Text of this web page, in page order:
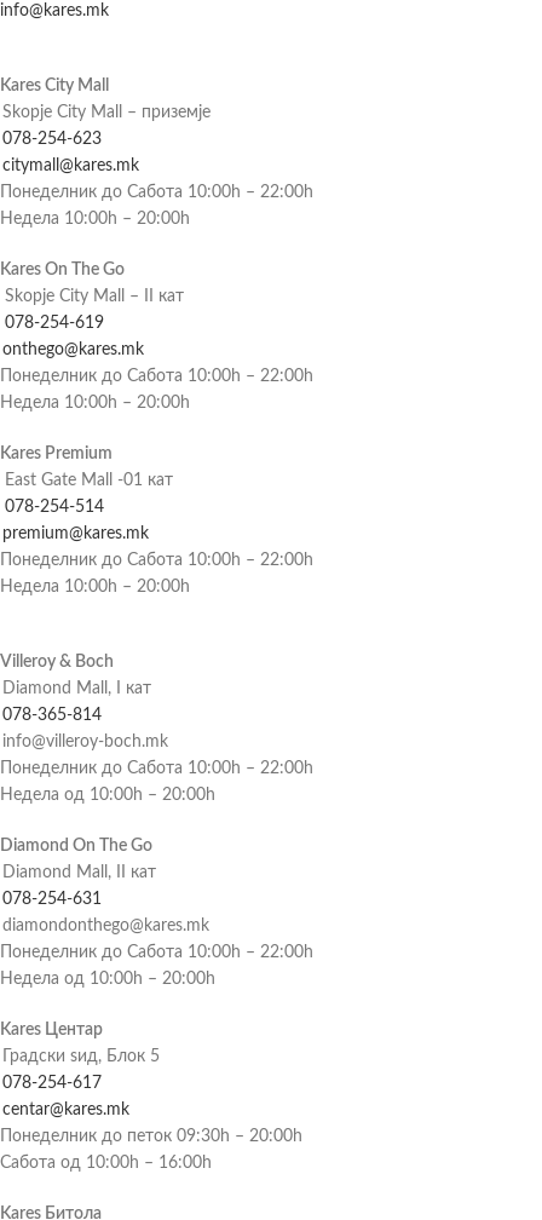
info@kares.mk
Kares City Mall
Skopje City Mall – приземје
078-254-623
citymall@kares.mk
Понеделник до Сабота 10:00h – 22:00h
Недела 10:00h – 20:00h
Kares On The Go
Skopje City Mall – II кат
078-254-619
onthego@kares.mk
Понеделник до Сабота 10:00h – 22:00h
Недела 10:00h – 20:00h
Kares Premium
East Gate Mall -01 кат
078-254-514
premium@kares.mk
Понеделник до Сабота 10:00h – 22:00h
Недела 10:00h – 20:00h
Villeroy & Boch
Diamond Mall, I кат
078-365-814
info@villeroy-boch.mk
Понеделник до Сабота 10:00h – 22:00h
Недела од 10:00h – 20:00h
Diamond On The Go
Diamond Mall, II кат
078-254-631
diamondonthego@kares.mk
Понеделник до Сабота 10:00h – 22:00h
Недела од 10:00h – 20:00h
Kares Центар
Градски ѕид, Блок 5
078-254-617
centar@kares.mk
Понеделник до петок 09:30h – 20:00h
Сабота од 10:00h – 16:00h
Kares Битола